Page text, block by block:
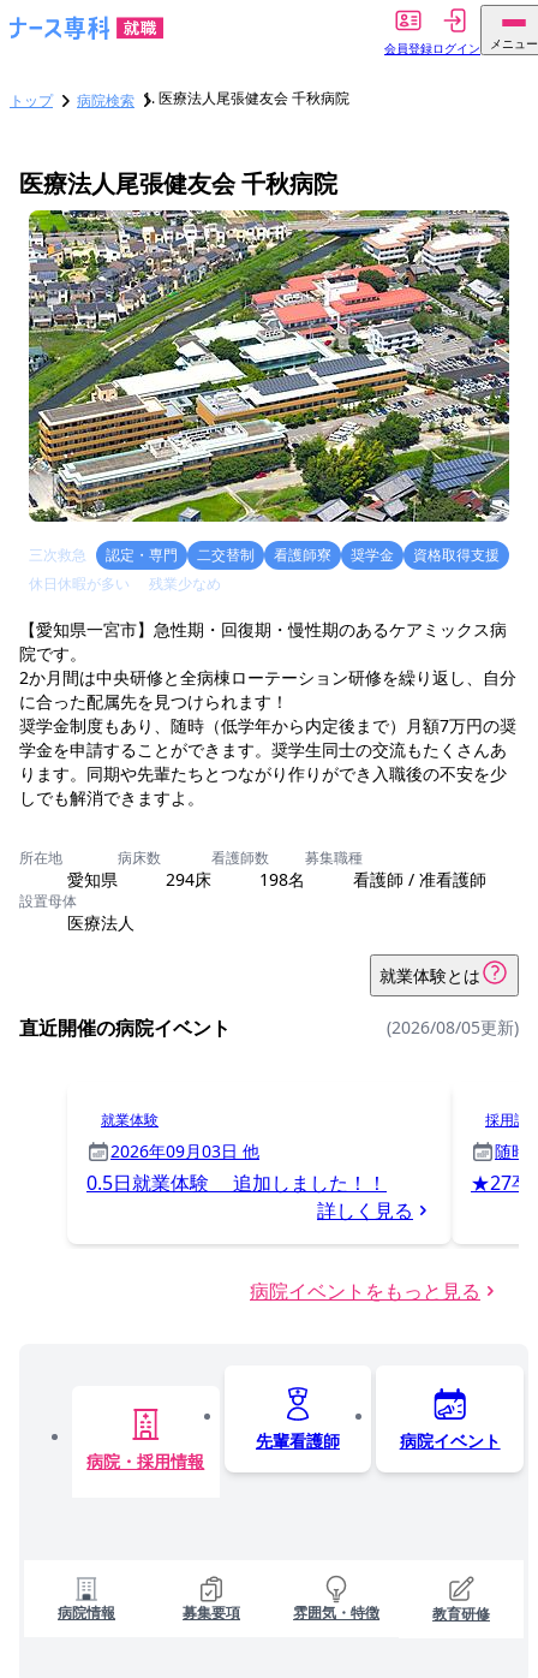
会員登録ログイン メニュー
トップ 病院検索 医療法人尾張健友会 千秋病院
医療法人尾張健友会 千秋病院
三次救急 認定・専門 二交替制 看護師寮 奨学金
資格取得支援
休日休暇が多い
残業少なめ
【愛知県一宮市】急性期・回復期・慢性期のあるケアミックス病
院です。
2か月間は中央研修と全病棟ローテーション研修を繰り返し、自分
に合った配属先を見つけられます！
奨学金制度もあり、随時（低学年から内定後まで）月額7万円の奨
学金を申請することができます。奨学生同士の交流もたくさんあ
ります。同期や先輩たちとつながり作りができ入職後の不安を少
しでも解消できますよ。
所在地
愛知県
病床数
294床
看護師数
198名
募集職種
看護師 / 准看護師
設置母体
医療法人
就業体験とは
直近開催の病院イベント (2026/08/05更新)
就業体験
2026年09月03日 他
0.5日就業体験 追加しました！！
詳しく見る
採用試
随時
★27卒
病院イベントをもっと見る
病院・採用情報
先輩看護師 病院イベント
病院情報 募集要項 雰囲気・特徴 教育研修